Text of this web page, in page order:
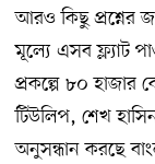
আরও কিছু প্রশ্নের
মূল্যে এসব ফ্ল্যাট
প্রকল্পে ৮০ হাজার
টিউলিপ, শেখ
অনুসন্ধান করছে